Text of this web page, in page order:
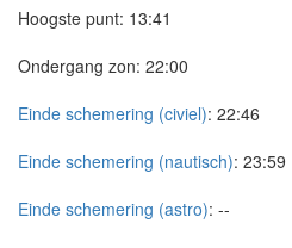
Hoogste punt: 13:41
Ondergang zon: 22:00
Einde schemering (civiel): 22:46
Einde schemering (nautisch): 23:59
Einde schemering (astro): --